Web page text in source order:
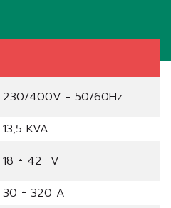
230/400V - 50/60Hz
13,5 KVA
18 ÷ 42 V
30 ÷ 320 A